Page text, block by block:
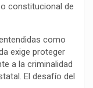
constitucional de
como
exige proteger
a la criminalidad
El desafío del